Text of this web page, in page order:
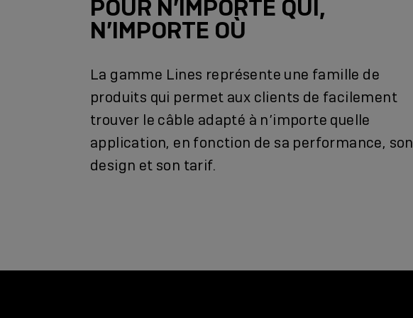
POUR N’IMPORTE QUI,
N’IMPORTE OÙ
La gamme Lines représente une famille de
produits qui permet aux clients de facilement
trouver le câble adapté à n’importe quelle
application, en fonction de sa performance, son
design et son tarif.